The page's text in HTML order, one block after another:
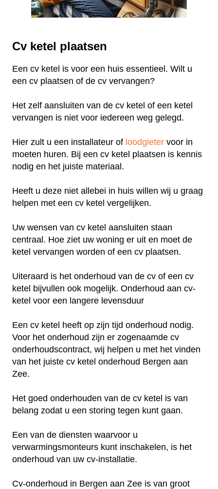
Cv ketel plaatsen
Een cv ketel is voor een huis essentieel. Wilt u
een cv plaatsen of de cv vervangen?
Het zelf aansluiten van de cv ketel of een ketel
vervangen is niet voor iedereen weg gelegd.
Hier zult u een installateur of loodgieter voor in
moeten huren. Bij een cv ketel plaatsen is kennis
nodig en het juiste materiaal.
Heeft u deze niet allebei in huis willen wij u graag
helpen met een cv ketel vergelijken.
Uw wensen van cv ketel aansluiten staan
centraal. Hoe ziet uw woning er uit en moet de
ketel vervangen worden of een cv plaatsen.
Uiteraard is het onderhoud van de cv of een cv
ketel bijvullen ook mogelijk. Onderhoud aan cv-
ketel voor een langere levensduur
Een cv ketel heeft op zijn tijd onderhoud nodig.
Voor het onderhoud zijn er zogenaamde cv
onderhoudscontract, wij helpen u met het vinden
van het juiste cv ketel onderhoud Bergen aan
Zee.
Het goed onderhouden van de cv ketel is van
belang zodat u een storing tegen kunt gaan.
Een van de diensten waarvoor u
verwarmingsmonteurs kunt inschakelen, is het
onderhoud van uw cv-installatie.
Cv-onderhoud in Bergen aan Zee is van groot